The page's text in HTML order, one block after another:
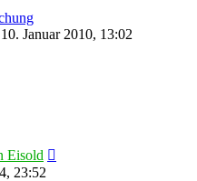
Januar 2010, 13:02
Eisold
23:52